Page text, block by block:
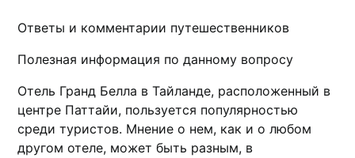
Ответы и комментарии путешественников
Полезная информация по данному вопросу
Отель Гранд Белла в Тайланде, расположенный в
центре Паттайи, пользуется популярностью
среди туристов.​ Мнение о нем, как и о любом
дрyгом отеле, может быть pазным, в